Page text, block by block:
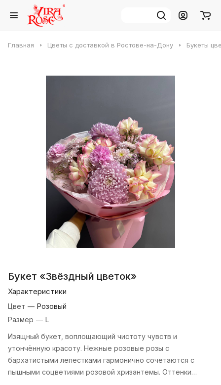
Главная Цветы с доставкой в Ростове-на-Дону Букеты
Букет «Звёздный цветок»
Характеристики
Цвет — Розовый
Размер — L
Изящный букет, воплощающий чистоту чувств и
утончённую красоту. Нежные розовые розы с
бархатистыми лепестками гармонично сочетаются с
пышными соцветиями розовой хризантемы. Оттенки